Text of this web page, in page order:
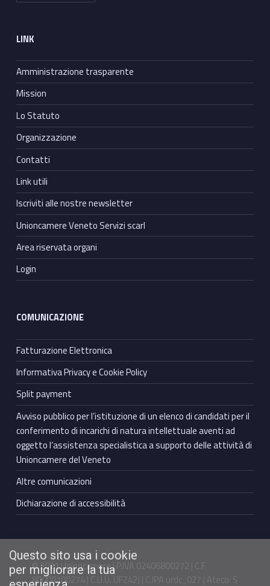
LINK
Amministrazione trasparente
Mission
Lo Statuto
Organizzazione
Contatti
Link utili
Iscriviti alle nostre newsletter
Unioncamere Veneto Servizi scarl
Area riservata organi
Login
COMUNICAZIONE
Fatturazione Elettronica
Informativa Privacy e Cookie Policy
Split payment
Avviso pubblico per l’istituzione di un elenco di candidati per il
conferimento di incarichi di natura intellettuale aventi ad
oggetto l’assistenza specialistica a supporto delle attività di
Unioncamere del Veneto
Altre comunicazioni
Dichiarazione di accessibilità
© 2021 Unioncamere | P.IVA 02406800272 | C.F.
80009100274 | C.U.U. UFZ42J | C.IPA urdc_027 | Ateco: S
Questo sito usa i cookie
per migliorare la tua